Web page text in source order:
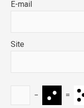
E-mail
Site
− =